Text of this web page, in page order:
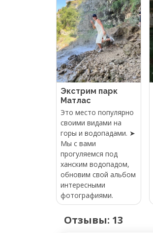
Экстрим парк
Матлас
Это место популярно
своими видами на
горы и водопадами. ➤
Мы с вами
прогуляемся под
ханским водопадом,
обновим свой альбом
интересными
фотографиями.
Отзывы: 13